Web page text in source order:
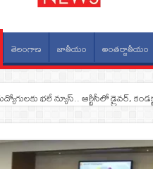
తెలంగాణ జాతీయం అంతర్జాతీయం
భలే న్యూస్.. ఆర్టీసీలో డ్రైవర్,